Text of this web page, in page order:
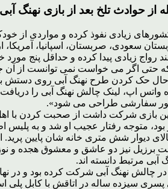
از حوادث تلخ بعد از بازی نهنگ آبی
زیادی نفوذ کرده و مواردی از
سعودی، صربستان، اسپانیا، آمریکا،
رواج زیادی پیدا کرده و حداقل پنج
حتی اگر می خواست نمی توانست از آن
حال حک کردن طرح نهنگ آبی روی دستش
واتس اپ، لینک چالش نهنگ آبی را
سفارشی طراحی می شود».
این بازی شرکت داشت از صحبت کردن با
بود، متوجه رفتار عجیب او شد و به پلیس
دیوار شش متری خانه شان پایین
برزیل نیز دو عاشق و معشوق هجده
آبی مرتبط دانسته اند.
در چالش نهنگ آبی شرکت کرده بود و در
سیزده ساله در اتاقش با کابل پلی